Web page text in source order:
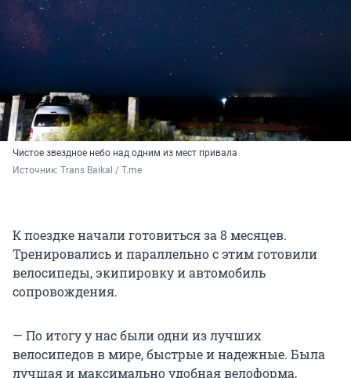
Чистое звездное небо над одним из мест привала
Источник: Trans Baikal / T.me
К поездке начали готовиться за 8 месяцев.
Тренировались и параллельно с этим готовили
велосипеды, экипировку и автомобиль
сопровождения.
— По итогу у нас были одни из лучших
велосипедов в мире, быстрые и надежные. Была
лучшая и максимально удобная велоформа,